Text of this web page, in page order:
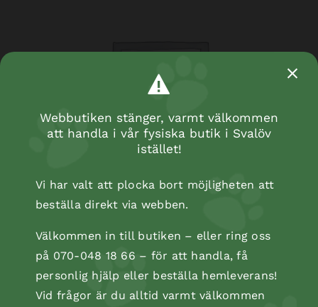
Kopåse
Webbutiken stänger, varmt välkommen
att handla i vår fysiska butik i Svalöv
istället!
Vi har valt att plocka bort möjligheten att
beställa direkt via webben.
Välkommen in till butiken – eller ring oss
på 070-048 18 66 – för att handla, få
personlig hjälp eller beställa hemleverans!
Vid frågor är du alltid varmt välkommen